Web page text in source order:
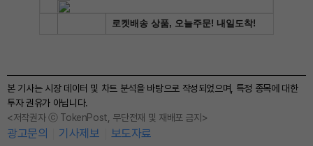
본 기사는 시장 데이터 및 차트 분석을 바탕으로 작성되었으며, 특정 종목에 대한
투자 권유가 아닙니다.
<저작권자 ⓒ TokenPost, 무단전재 및 재배포 금지>
광고문의 기사제보 보도자료